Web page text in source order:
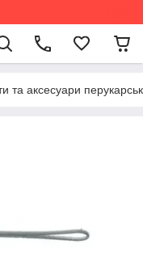
та аксесуари